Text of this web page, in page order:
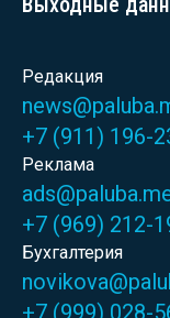
Редакция
+7 (911) 196-
Реклама
+7 (969) 212-
Бухгалтерия